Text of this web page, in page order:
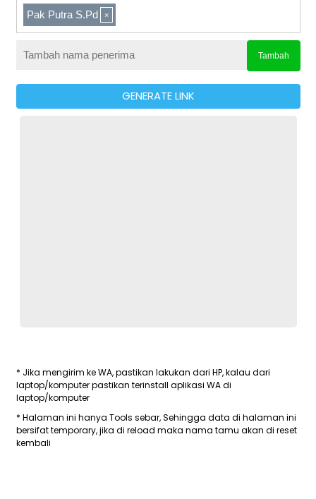
Pak Putra S.Pd
Tambah
GENERATE LINK
* Jika mengirim ke WA, pastikan lakukan dari HP, kalau dari
laptop/komputer pastikan terinstall aplikasi WA di
laptop/komputer
* Halaman ini hanya Tools sebar, Sehingga data di halaman ini
bersifat temporary, jika di reload maka nama tamu akan di reset
kembali